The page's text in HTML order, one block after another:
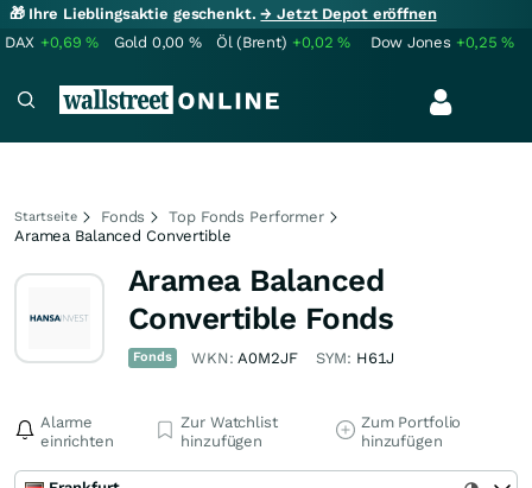
🎁 Ihre Lieblingsaktie geschenkt.→ Jetzt Depot eröffnen
DAX +0,69% Gold 0,00 % Öl (Brent) +0,02% Dow Jones +0,25%
Startseite Fonds
Top Fonds Performer
Aramea Balanced Convertible
Aramea Balanced
Convertible Fonds
Fonds WKN:A0M2JF SYM: H61J
Alarme
einrichten
Zur Watchlist
hinzufügen
Zum Portfolio
hinzufügen